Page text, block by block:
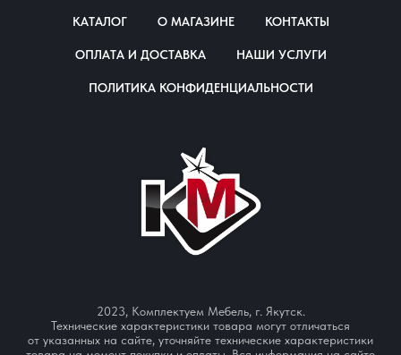
КАТАЛОГ О МАГАЗИНЕ КОНТАКТЫ
ОПЛАТА И ДОСТАВКА НАШИ УСЛУГИ
ПОЛИТИКА КОНФИДЕНЦИАЛЬНОСТИ
2023, Комплектуем Мебель, г. Якутск.
Технические характеристики товара могут отличаться
от указанных на сайте, уточняйте технические характеристики